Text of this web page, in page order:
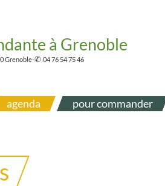
à Grenoble
Grenoble-✆ 04 76 54 75 46
agenda pour commander